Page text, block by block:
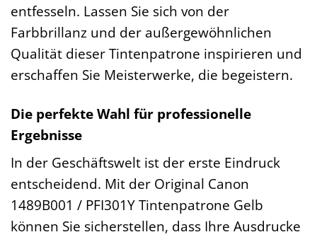
entfesseln. Lassen Sie sich von der
Farbbrillanz und der außergewöhnlichen
Qualität dieser Tintenpatrone inspirieren und
erschaffen Sie Meisterwerke, die begeistern.
Die perfekte Wahl für professionelle
Ergebnisse
In der Geschäftswelt ist der erste Eindruck
entscheidend. Mit der Original Canon
1489B001 / PFI301Y Tintenpatrone Gelb
können Sie sicherstellen, dass Ihre Ausdrucke